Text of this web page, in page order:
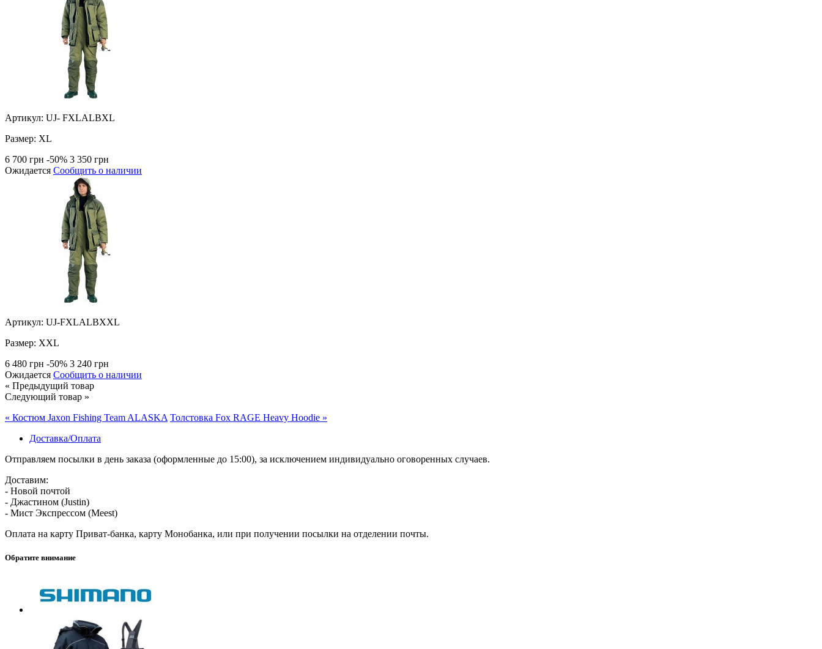
Артикул: UJ- FXLALBXL
Размер: XL
6 700 грн -50% 3 350 грн
Ожидается Сообщить о наличии
Артикул: UJ-FXLALBXXL
Размер: XXL
6 480 грн -50% 3 240 грн
Ожидается Сообщить о наличии
« Предыдущий товар
Следующий товар »
« Костюм Jaxon Fishing Team ALASKA Толстовка Fox RAGE Heavy Hoodie »
Доставка/Оплата
Отправляем посылки в день заказа (оформленные до 15:00), за исключением индивидуально оговоренных случаев.
Доставим:
- Новой почтой
- Джастином (Justin)
- Мист Экспрессом (Meest)
Оплата на карту Приват-банка, карту Монобанка, или при получении посылки на отделении почты.
Обратите внимание